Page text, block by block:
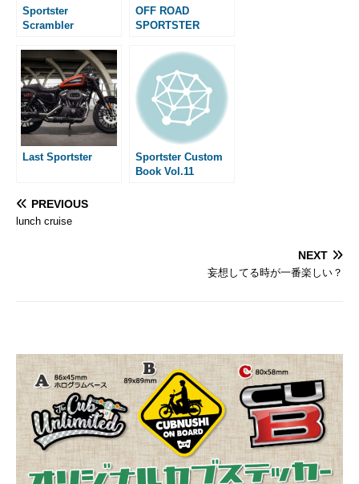
Sportster
Scrambler
OFF ROAD
SPORTSTER
Last Sportster
Sportster Custom
Book Vol.11
PREVIOUS
lunch cruise
NEXT
妄想してる時が一番楽しい？